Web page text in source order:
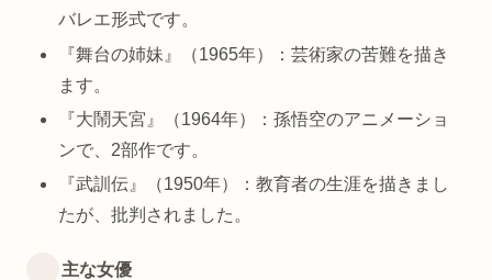
バレエ形式です。
『舞台の姉妹』（1965年）：芸術家の苦難を描き
ます。
『大鬧天宮』（1964年）：孫悟空のアニメーショ
ンで、2部作です。
『武訓伝』（1950年）：教育者の生涯を描きまし
たが、批判されました。
主な女優